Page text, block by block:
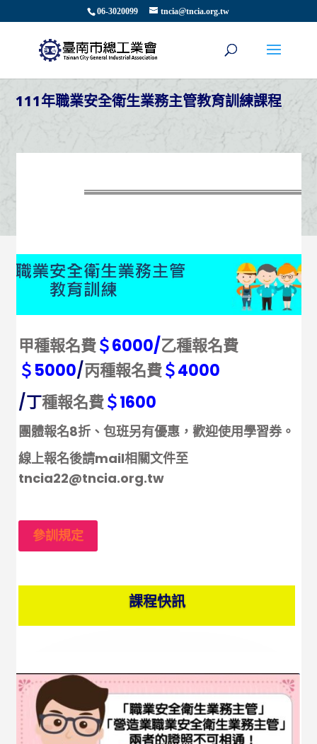
06-3020099 tncia@tncia.org.tw
111年職業安全衛生業務主管教育訓練課程
甲種報名費＄6000/乙種報名費
＄5000/丙種報名費＄4000
/丁種報名費＄1600
團體報名8折、 包班另有優惠，歡迎使用學習券。
線上報名後請mail相關文件至
tncia22@tncia.org.tw
參訓規定
課程快訊